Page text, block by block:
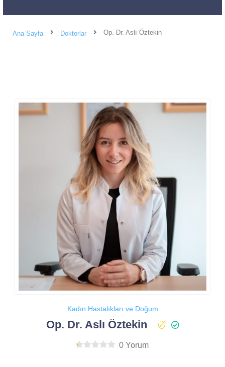
Ana Sayfa Doktorlar Op. Dr. Aslı Öztekin
Kadın Hastalıkları ve Doğum
Op. Dr. Aslı Öztekin
0 Yorum